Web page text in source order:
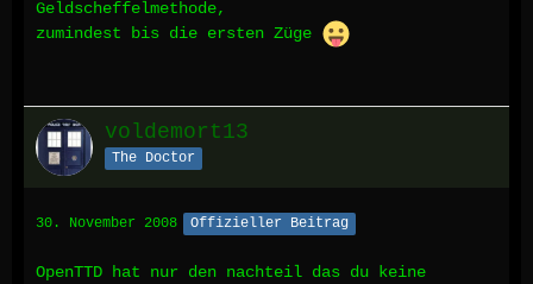
Geldscheffelmethode,
zumindest bis die ersten Züge
voldemort13
The Doctor
30. November 2008 Offizieller Beitrag
OpenTTD hat nur den nachteil das du keine